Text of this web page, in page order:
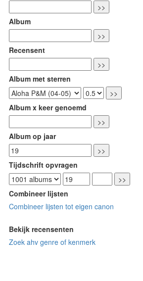
Album
Recensent
Album met sterren
Album x keer genoemd
Album op jaar
Tijdschrift opvragen
Combineer lijsten
Combineer lijsten tot eigen canon
Bekijk recensenten
Zoek ahv genre of kenmerk